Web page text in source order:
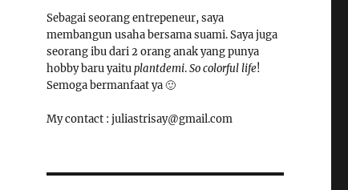
Sebagai seorang entrepeneur, saya
membangun usaha bersama suami. Saya juga
seorang ibu dari 2 orang anak yang punya
hobby baru yaituplantdemi.So colorful life!
Semoga bermanfaat ya 🙂
My contact : juliastrisay@gmail.com